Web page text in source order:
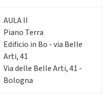
AULA II
Piano Terra
Edificio in Bo - via Belle
Arti, 41
Via delle Belle Arti, 41 -
Bologna